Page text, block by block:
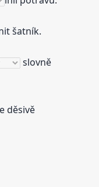
šatník.
slovně
děsivě